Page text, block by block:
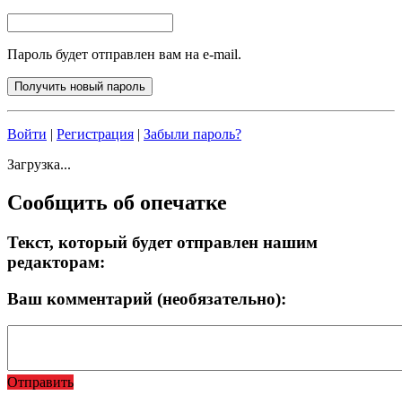
Пароль будет отправлен вам на e-mail.
Войти | Регистрация | Забыли пароль?
Загрузка...
Сообщить об опечатке
Текст, который будет отправлен нашим
редакторам:
Ваш комментарий (необязательно):
Отправить